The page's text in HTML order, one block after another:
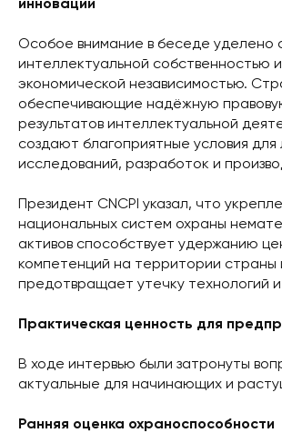
инноваций
Особое внимание в беседе уделено
интеллектуальной собственностью и
экономической независимостью.
обеспечивающие надёжную
результатов интеллектуальной
создают благоприятные условия для
исследований, разработок и
Президент CNCPI указал, что
национальных систем охраны
активов способствует удержанию
компетенций на территории страны
предотвращает утечку технологий и
Практическая ценность для
В ходе интервью были затронуты
актуальные для начинающих и
Ранняя оценка охраноспособности